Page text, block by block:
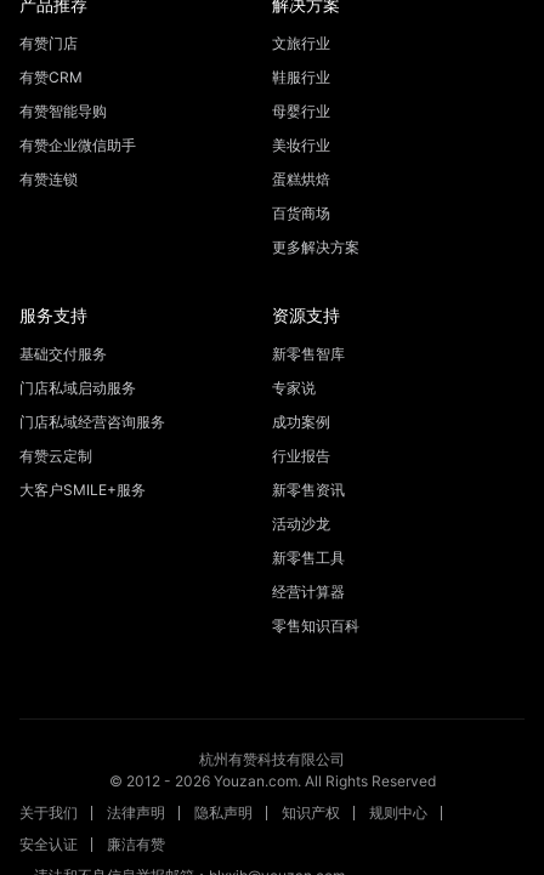
有赞门店
有赞CRM
有赞智能导购
有赞企业微信助手
有赞连锁
文旅行业
鞋服行业
母婴行业
美妆行业
蛋糕烘焙
百货商场
更多解决方案
服务支持
基础交付服务
门店私域启动服务
门店私域经营咨询服务
有赞云定制
大客户SMILE+服务
资源支持
新零售智库
专家说
成功案例
行业报告
新零售资讯
活动沙龙
新零售工具
经营计算器
零售知识百科
杭州有赞科技有限公司
© 2012 - 2026Youzan.com. All Rights Reserved
关于我们
法律声明 隐私声明 知识产权
规则中心
安全认证
廉洁有赞